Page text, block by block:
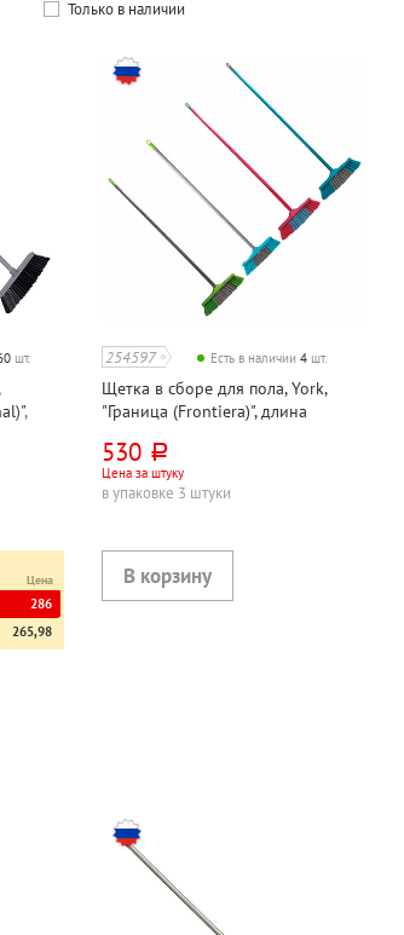
Только в наличии
шт.
Цена
286
265,98
254597 Есть в наличии4 шт.
Щетка в сборе для пола, York,
"Граница (Frontiera)", длина
ассорти, с черенком, еврорезьба,
мягкая щетина 7 см
530 руб.
Цена за штуку
в упаковке 3 штуки